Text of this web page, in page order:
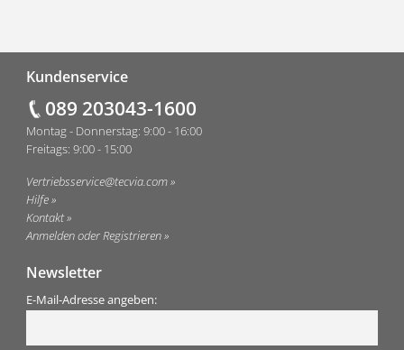
Kundenservice
089 203043-1600
Montag - Donnerstag: 9:00 - 16:00
Freitags: 9:00 - 15:00
Vertriebsservice@tecvia.com
Hilfe
Kontakt
Anmelden oder Registrieren
Newsletter
E-Mail-Adresse angeben: